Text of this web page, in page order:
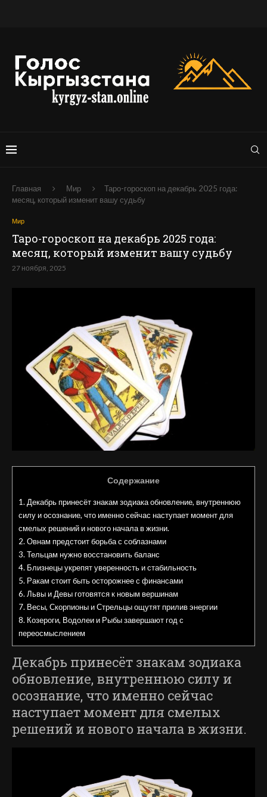
Главная Мир
Таро-гороскоп на декабрь 2025 года:
месяц, который изменит вашу судьбу
Мир
Таро-гороскоп на декабрь 2025 года:
месяц, который изменит вашу судьбу
27 ноября, 2025
Содержание
1.Декабрь принесёт знакам зодиака обновление, внутреннюю
силу и осознание, что именно сейчас наступает момент для
смелых решений и нового начала в жизни.
2.Овнам предстоит борьба с соблазнами
3.Тельцам нужно восстановить баланс
4. Близнецы укрепят уверенность и стабильность
5. Ракам стоит быть осторожнее с финансами
6.Львы и Девы готовятся к новым вершинам
7. Весы, Скорпионы и Стрельцы ощутят прилив энергии
8. Козероги, Водолеи и Рыбы завершают год с
переосмыслением
Декабрь принесёт знакам зодиака
обновление, внутреннюю силу и
осознание, что именно сейчас
наступает момент для смелых
решений и нового начала в жизни.